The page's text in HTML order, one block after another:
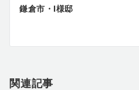
ー鎌倉市・I様邸
関連記事